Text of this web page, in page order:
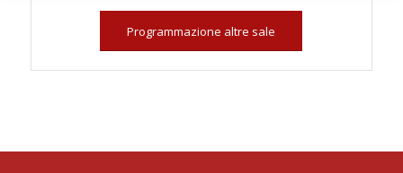
Programmazione altre sale